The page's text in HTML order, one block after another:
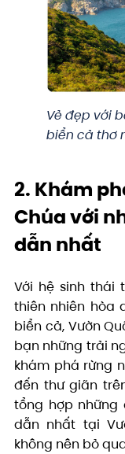
Vẻ đẹp với
biển cả thơ
2. Khám
Chúa với
dẫn nhất
Với hệ sinh thái
thiên nhiên hòa
biển cả, Vườn
bạn những trải
khám phá rừng
đến thư giãn
tổng hợp
dẫn nhất tại
không nên bỏ